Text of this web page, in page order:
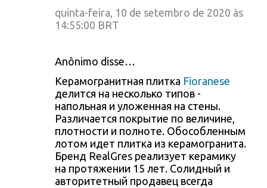
quinta-feira, 10 de setembro de 2020 às
14:55:00 BRT
Anônimo disse…
Керамогранитная плитка Fioranese
делится на несколько типов -
напольная и уложенная на стены.
Различается покрытие по величине,
плотности и полноте. Обособленным
лотом идет плитка из керамогранита.
Бренд RealGres реализует керамику
на протяжении 15 лет. Солидный и
авторитетный продавец всегда